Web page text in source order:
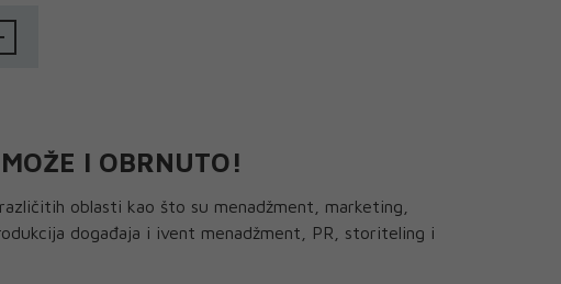
I OBRNUTO!
oblasti kao što su menadžment, marketing,
događaja i ivent menadžment, PR, storiteling i